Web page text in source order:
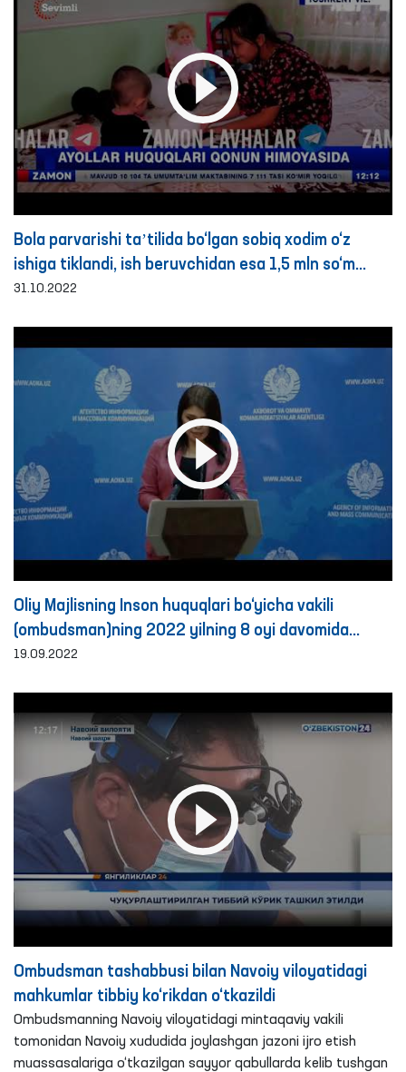
Bola parvarishi taʼtilida bo‘lgan sobiq xodim o‘z
ishiga tiklandi, ish beruvchidan esa 1,5 mln so‘m
maʼnaviy zarar undirilishi belgilandi- Ombudsman
31.10.2022
Oliy Majlisning Inson huquqlari bo‘yicha vakili
(ombudsman)ning 2022 yilning 8 oyi davomida
murojaatlar bilan ishlash bo‘yicha faoliyat
19.09.2022
Ombudsman tashabbusi bilan Navoiy viloyatidagi
mahkumlar tibbiy ko‘rikdan o‘tkazildi
Ombudsmanning Navoiy viloyatidagi mintaqaviy vakili
tomonidan Navoiy xududida joylashgan jazoni ijro etish
muassasalariga o‘tkazilgan sayyor qabullarda kelib tushgan